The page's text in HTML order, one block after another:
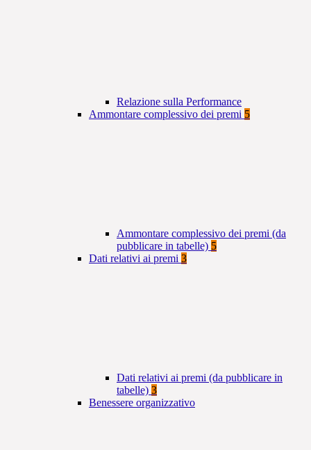
Relazione sulla Performance
Ammontare complessivo dei premi 5
Ammontare complessivo dei premi (da
pubblicare in tabelle) 5
Dati relativi ai premi 3
Dati relativi ai premi (da pubblicare in
tabelle) 3
Benessere organizzativo